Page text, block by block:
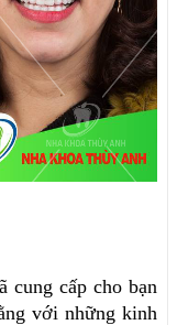
cung cấp cho bạn
với những kinh